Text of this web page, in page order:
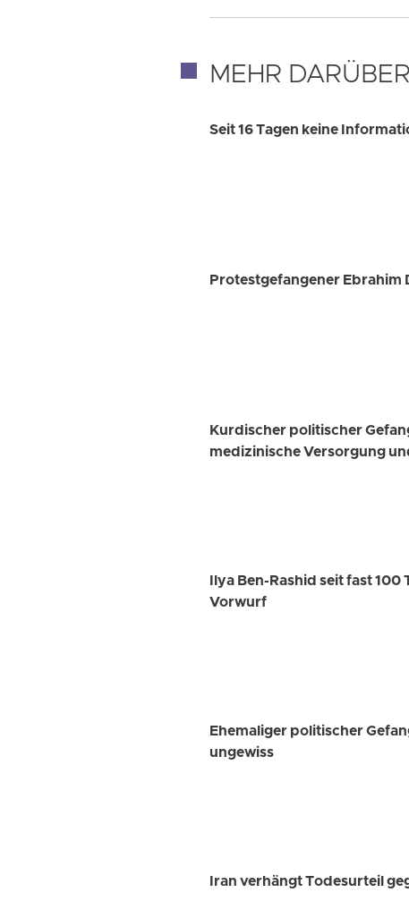
MEHR DARÜBER
Seit 16 Tagen keine
Protestgefangener Ebrahim
Kurdischer politischer
medizinische Versorgung
Ilya Ben-Rashid seit fast
Vorwurf
Ehemaliger politischer
ungewiss
Iran verhängt Todesurteil